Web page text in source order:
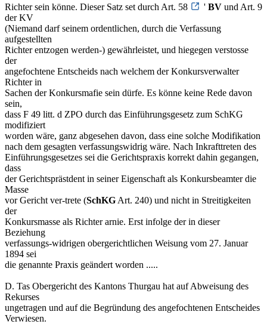
Richter sein könne. Dieser Satz set durch Art. 58
' BV und Art. 9
der KV
(Niemand darf seinem ordentlichen, durch die Verfassung
aufgestellten
Richter entzogen werden-) gewährleistet, und hiegegen verstosse
der
angefochtene Entscheids nach welchem der Konkursverwalter
Richter in
Sachen der Konkursmafie sein dürfe. Es könne keine Rede davon
sein,
dass F 49 litt. d ZPO durch das Einführungsgesetz zum SchKG
modifiziert
worden wäre, ganz abgesehen davon, dass eine solche Modifikation
nach dem gesagten verfassungswidrig wäre. Nach Inkrafttreten des
Einführungsgesetzes sei die Gerichtspraxis korrekt dahin gegangen,
dass
der Gerichtsprästdent in seiner Eigenschaft als Konkursbeamter die
Masse
vor Gericht ver-trete (SchKG Art. 240) und nicht in Streitigkeiten
der
Konkursmasse als Richter arnie. Erst infolge der in dieser
Beziehung
verfassungs-widrigen obergerichtlichen Weisung vom 27. Januar
1894 sei
die genannte Praxis geändert worden .....
D. Tas Obergericht des Kantons Thurgau hat auf Abweisung des
Rekurses
ungetragen und auf die Begründung des angefochtenen Entscheides
Verwiesen.